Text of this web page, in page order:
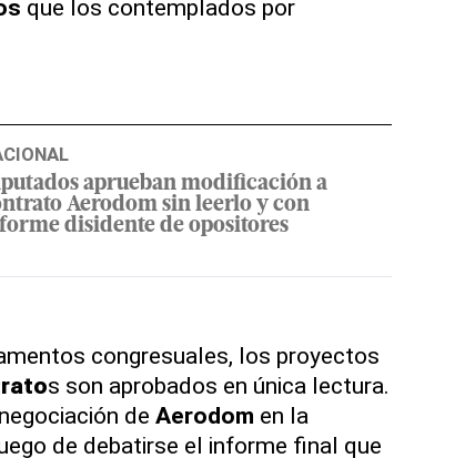
que los contemplados por
aprueban modificación a
Aerodom sin leerlo y con
disidente de opositores
congresuales, los proyectos
s son aprobados en única lectura.
de Aerodom en la
de debatirse el informe final que